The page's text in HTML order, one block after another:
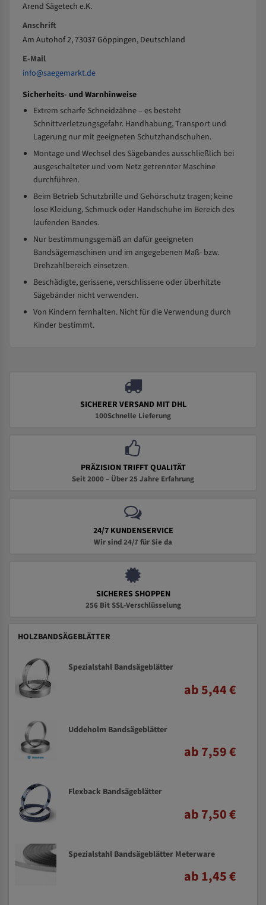
Arend Sägetech e.K.
Anschrift
Am Autohof 2, 73037 Göppingen, Deutschland
E-Mail
info@saegemarkt.de
Sicherheits- und Warnhinweise
Extrem scharfe Schneidzähne – es besteht
Schnittverletzungsgefahr. Handhabung, Transport und
Lagerung nur mit geeigneten Schutzhandschuhen.
Montage und Wechsel des Sägebandes ausschließlich bei
ausgeschalteter und vom Netz getrennter Maschine
durchführen.
Beim Betrieb Schutzbrille und Gehörschutz tragen; keine
lose Kleidung, Schmuck oder Handschuhe im Bereich des
laufenden Bandes.
Nur bestimmungsgemäß an dafür geeigneten
Bandsägemaschinen und im angegebenen Maß- bzw.
Drehzahlbereich einsetzen.
Beschädigte, gerissene, verschlissene oder überhitzte
Sägebänder nicht verwenden.
Von Kindern fernhalten. Nicht für die Verwendung durch
Kinder bestimmt.
SICHERER VERSAND MIT DHL
100Schnelle Lieferung
PRÄZISION TRIFFT QUALITÄT
Seit 2000 – Über 25 Jahre Erfahrung
24/7 KUNDENSERVICE
Wir sind 24/7 für Sie da
SICHERES SHOPPEN
256 Bit SSL-Verschlüsselung
HOLZBANDSÄGEBLÄTTER
Spezialstahl Bandsägeblätter
ab 5,44 €
Uddeholm Bandsägeblätter
ab 7,59 €
Flexback Bandsägeblätter
ab 7,50 €
Spezialstahl Bandsägeblätter Meterware
ab 1,45 €